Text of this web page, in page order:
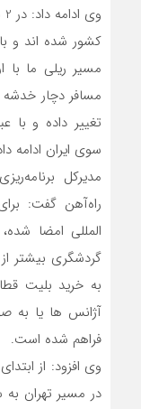
کشور شده اند و
مسیر ریلی ما با
مسافر دچار
تغییر داده و با
سوی ایران ادامه
مدیرکل
المللی امضا
گردشگری بیشتر
به خرید بلیت
آژانس ها یا به
فراهم شده است.
وی افزود: از
در مسیر تهران به